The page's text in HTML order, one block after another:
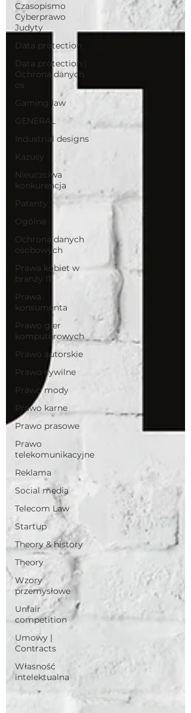
Czasopismo
Cyberprawo
Judyty
Data protection
Data protection |
Ochrona danych
os
Gaming law
GENERAL
Industrial designs
Kazusy
Nieuczciwa
konkurencja
Patenty
Ogólne
Ochrona danych
osobowych
Prawa kobiet w
branży IT
Prawa
konsumenta
Prawo gier
komputerowych
Prawo autorskie
Prawo cywilne
Prawo mody
Prawo karne
Prawo prasowe
Prawo
telekomunikacyjne
Reklama
Social media
Telecom Law
Startup
Theory & history
Theory
Wzory
przemysłowe
Unfair
competition
Umowy |
Contracts
Własność
intelektualna